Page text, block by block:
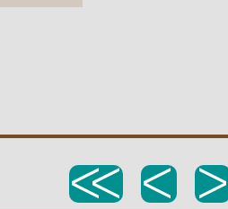
<< < >